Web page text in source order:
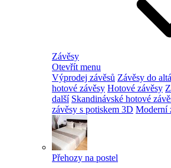
Závěsy
Otevřít menu
Výprodej závěsů Závěsy do
hotové závěsy Hotové závěsy
další Skandinávské hotové
závěsy s potiskem 3D Moderní
Přehozy na postel